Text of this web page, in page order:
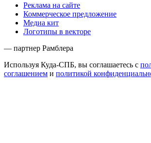
Реклама на сайте
Коммерческое предложение
Медиа кит
Логотипы в векторе
— партнер Рамблера
Используя Куда-СПБ, вы соглашаетесь с
соглашением и политикой